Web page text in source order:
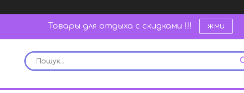
Товары для отдыха с скидками !!! жми